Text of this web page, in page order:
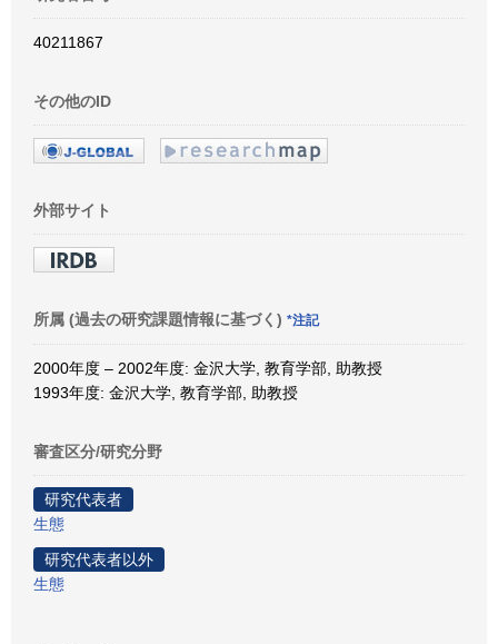
40211867
その他のID
外部サイト
所属 (過去の研究課題情報に基づく) *注記
2000年度 – 2002年度: 金沢大学, 教育学部, 助教授
1993年度: 金沢大学, 教育学部, 助教授
審査区分/研究分野
研究代表者
生態
研究代表者以外
生態